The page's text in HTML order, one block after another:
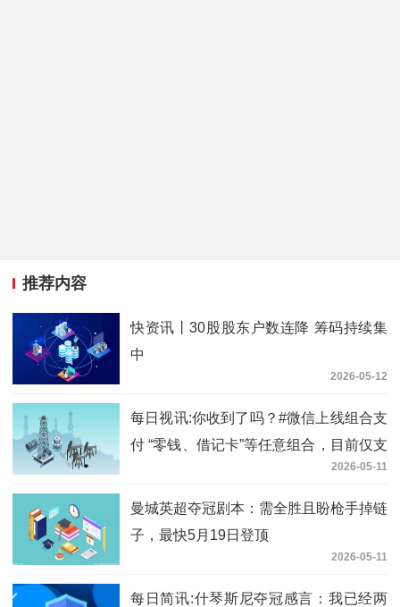
推荐内容
快资讯丨30股股东户数连降 筹码持续集
中
2026-05-12
每日视讯:你收到了吗？#微信上线组合支
付 “零钱、借记卡”等任意组合，目前仅支
2026-05-11
曼城英超夺冠剧本：需全胜且盼枪手掉链
子，最快5月19日登顶
2026-05-11
每日简讯:什琴斯尼夺冠感言：我已经两